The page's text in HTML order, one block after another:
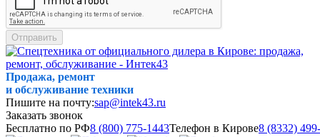
Отправить
Продажа, ремонт
и обслуживание техники
Пишите на почту:sap@intek43.ru
Заказать звонок
Бесплатно по РФ8 (800) 775-1443Телефон в Кирове8 (8332)